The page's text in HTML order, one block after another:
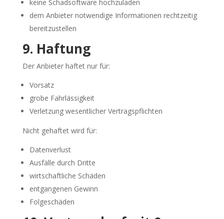
keine Schadsoftware hochzuladen
dem Anbieter notwendige Informationen rechtzeitig
bereitzustellen
9. Haftung
Der Anbieter haftet nur für:
Vorsatz
grobe Fahrlässigkeit
Verletzung wesentlicher Vertragspflichten
Nicht gehaftet wird für:
Datenverlust
Ausfälle durch Dritte
wirtschaftliche Schäden
entgangenen Gewinn
Folgeschäden